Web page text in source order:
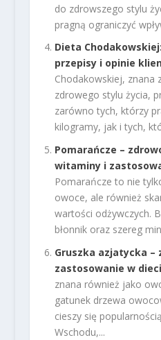
do zdrowszego stylu
pragną ograniczyć
Dieta
przepisy i opinie
Chodakowskiej, znana
zdrowego stylu życia,
zarówno tych, którzy
kilogramy, jak i tych,
Pomarańcze –
witaminy i
Pomarańcze to nie
owoce, ale również
wartości odżywczych.
błonnik oraz szereg
Gruszka azjatycka –
zastosowanie w
znana również jako
gatunek drzewa
cieszy się
Wschodu,...